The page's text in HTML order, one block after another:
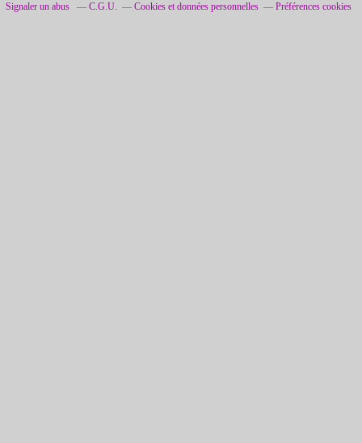
Signaler un abus C.G.U. Cookies et données personnelles Préférences cookies